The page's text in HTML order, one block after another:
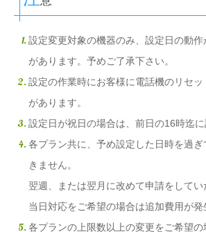
設定変更対象の機器のみ、設定日の動
があります。予めご了承下さい。
設定の作業時にお客様に電話機のリセ
があります。
設定日が祝日の場合は、前日の16時迄に
各プラン共に、予め設定した日時を過
きません。
翌週、または翌月に改めて申請をしてい
当日対応をご希望の場合は追加費用が発
各プランの上限数以上の変更をご希望